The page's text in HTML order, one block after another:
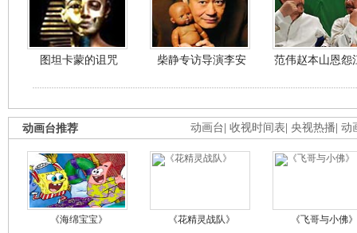
图坦卡蒙的诅咒 柴静专访导演李安 范伟赵本山恩怨
动画台 收视时间表 央视热播 动
动画台推荐
《海绵宝宝》 《花精灵战队》 《飞哥与小佛》